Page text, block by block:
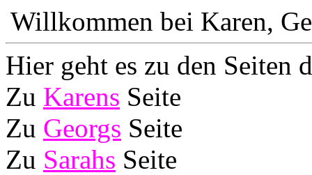
Willkommen bei Karen,
Hier geht es zu den Seiten
Zu Karens Seite
Zu Georgs Seite
Zu Sarahs Seite